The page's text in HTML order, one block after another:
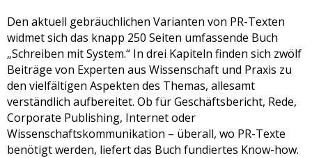
Den aktuell gebräuchlichen Varianten von PR-Texten
widmet sich das knapp 250 Seiten umfassende Buch
„Schreiben mit System.“ In drei Kapiteln finden sich zwölf
Beiträge von Experten aus Wissenschaft und Praxis zu
den vielfältigen Aspekten des Themas, allesamt
verständlich aufbereitet. Ob für Geschäftsbericht, Rede,
Corporate Publishing, Internet oder
Wissenschaftskommunikation – überall, wo PR-Texte
benötigt werden, liefert das Buch fundiertes Know-how.